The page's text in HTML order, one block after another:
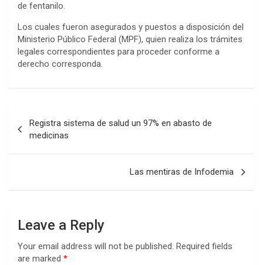
de fentanilo.
Los cuales fueron asegurados y puestos a disposición del
Ministerio Público Federal (MPF), quien realiza los trámites
legales correspondientes para proceder conforme a
derecho corresponda.
navigation
Registra sistema de salud un 97% en abasto de
medicinas
Las mentiras de Infodemia
Leave a Reply
Your email address will not be published. Required fields
are marked *